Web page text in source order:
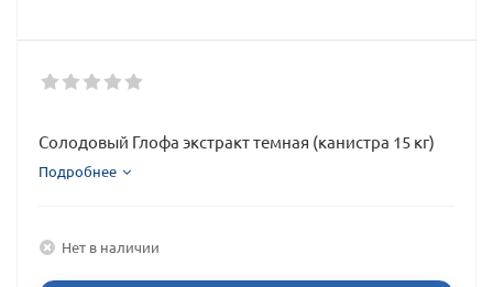
Солодовый Глофа экстракт темная (канистра 15 кг)
Подробнее
Нет в наличии